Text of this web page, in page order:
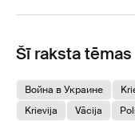
Šī raksta tēmas
Война в Украине
Krievija
Vācija